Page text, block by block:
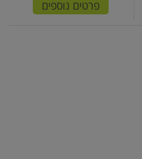
פרטים נוספים